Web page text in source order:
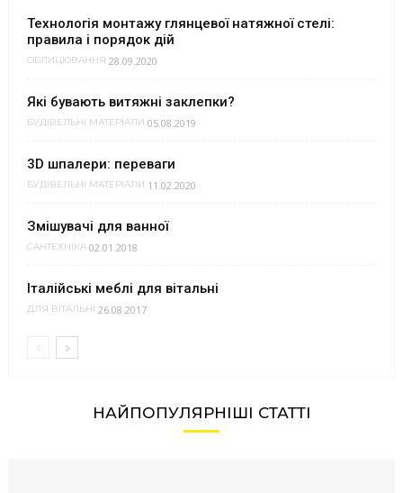
Технологія монтажу глянцевої натяжної стелі:
правила і порядок дій
ОБЛИЦЮВАННЯ 28.09.2020
Які бувають витяжні заклепки?
БУДІВЕЛЬНІ МАТЕРІАЛИ 05.08.2019
3D шпалери: переваги
БУДІВЕЛЬНІ МАТЕРІАЛИ 11.02.2020
Змішувачі для ванної
САНТЕХНІКА 02.01.2018
Італійські меблі для вітальні
ДЛЯ ВІТАЛЬНІ 26.08.2017
НАЙПОПУЛЯРНІШІ СТАТТІ